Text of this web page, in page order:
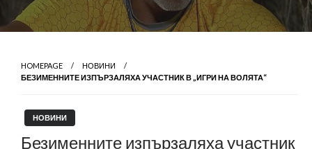
HOMEPAGE
НОВИНИ
БЕЗИМЕННИТЕ ИЗПЪРЗАЛЯХА УЧАСТНИК В „ИГРИ НА ВОЛЯТА“
НОВИНИ
Безименните изпързаляха участник